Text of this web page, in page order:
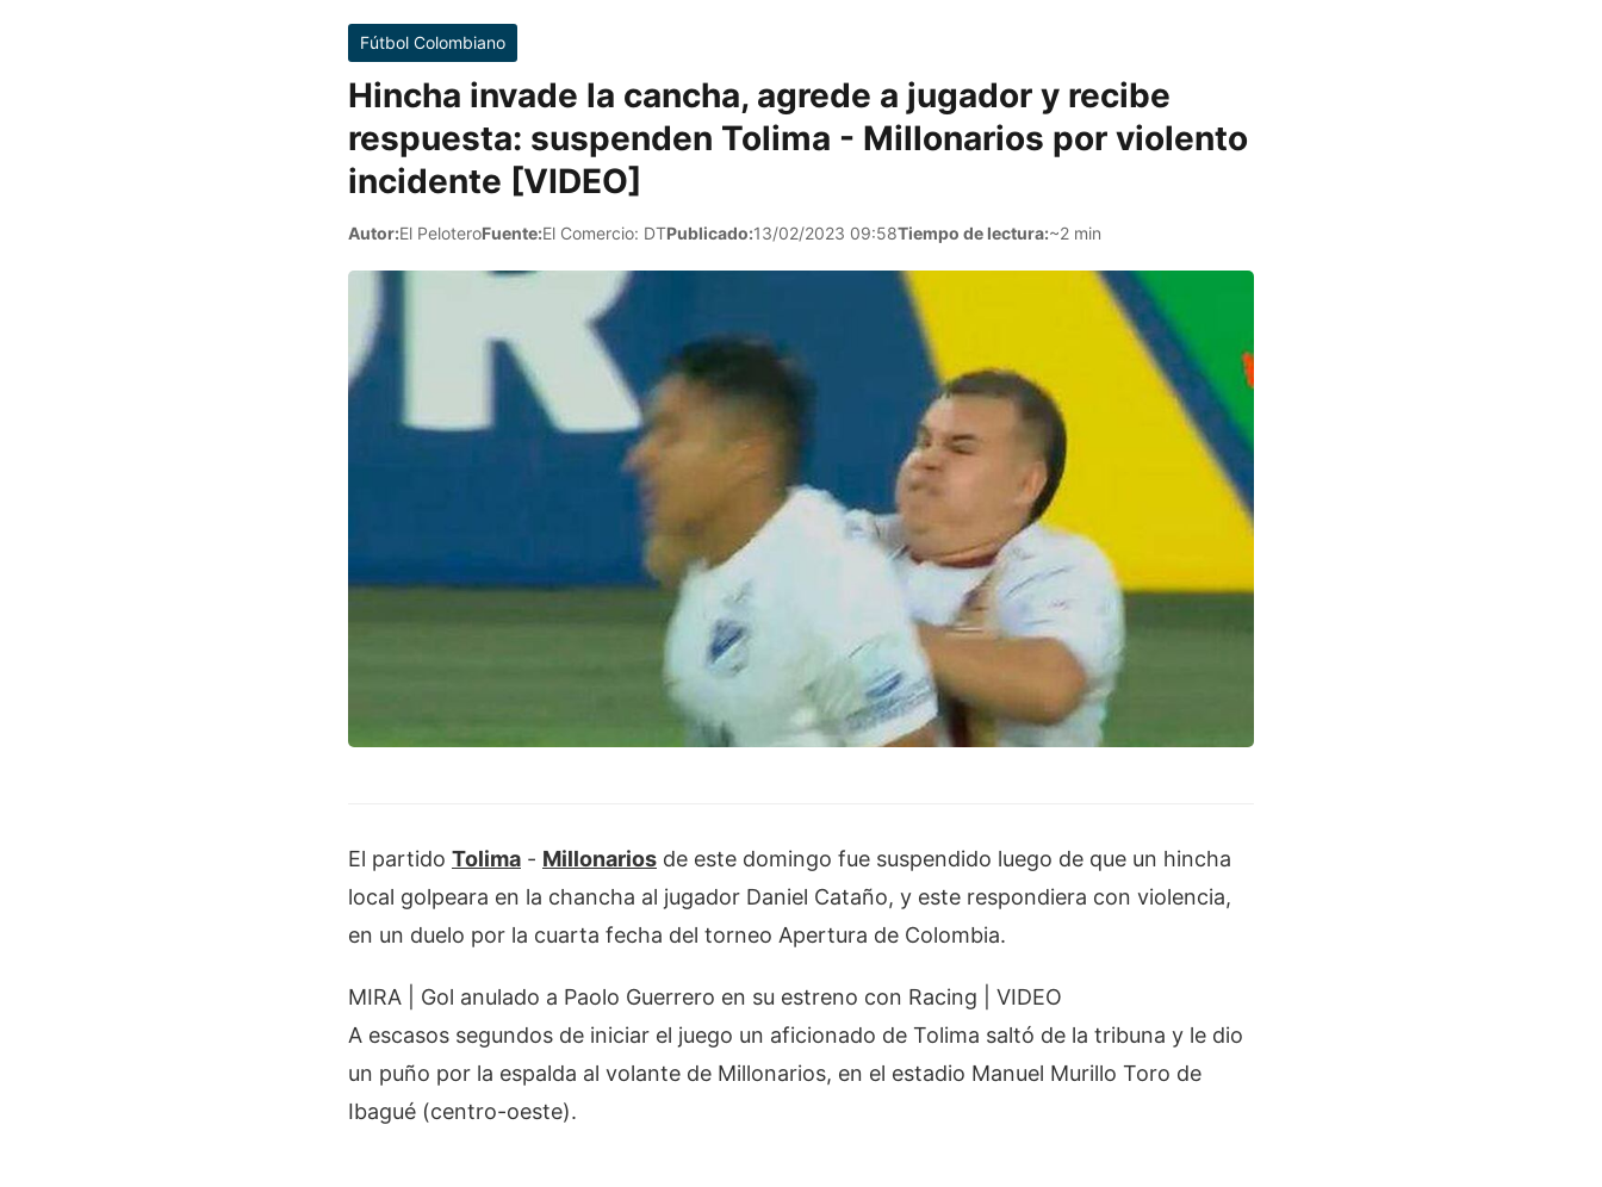
Fútbol Colombiano
Hincha invade la cancha, agrede a jugador y recibe
respuesta: suspenden Tolima - Millonarios por violento
incidente [VIDEO]
Autor:El PeloteroFuente:El Comercio: DTPublicado:13/02/2023 09:58Tiempo de lectura:~2 min
El partido Tolima - Millonarios de este domingo fue suspendido luego de que un hincha
local golpeara en la chancha al jugador Daniel Cataño, y este respondiera con violencia,
en un duelo por la cuarta fecha del torneo Apertura de Colombia.
MIRA | Gol anulado a Paolo Guerrero en su estreno con Racing | VIDEO
A escasos segundos de iniciar el juego un aficionado de Tolima saltó de la tribuna y le dio
un puño por la espalda al volante de Millonarios, en el estadio Manuel Murillo Toro de
Ibagué (centro-oeste).